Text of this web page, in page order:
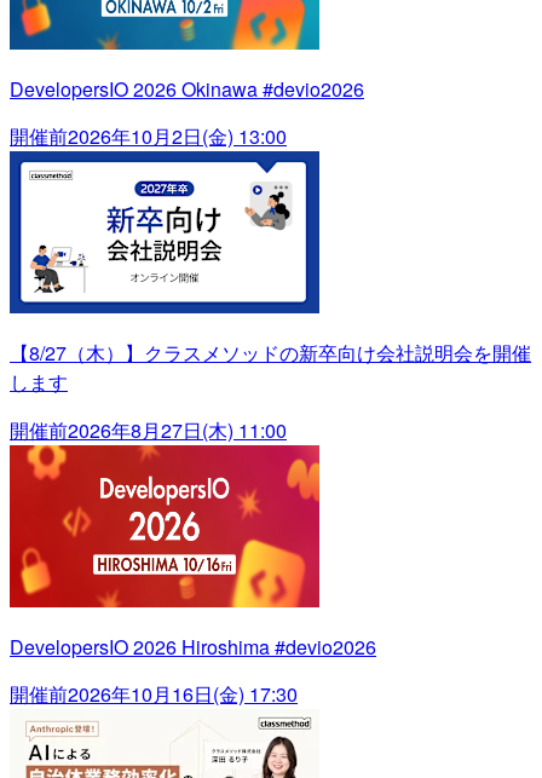
DevelopersIO 2026 Okinawa #devio2026
開催前2026年10月2日(金) 13:00
【8/27（木）】クラスメソッドの新卒向け会社説明会を開催
します
開催前2026年8月27日(木) 11:00
DevelopersIO 2026 Hiroshima #devio2026
開催前2026年10月16日(金) 17:30